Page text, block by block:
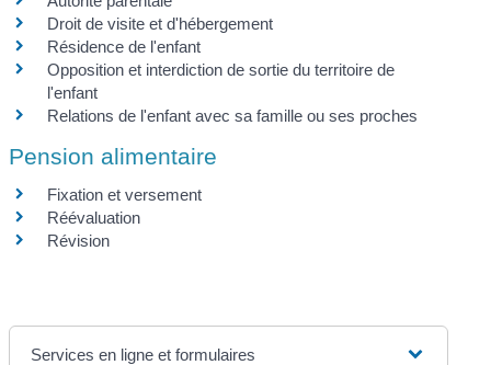
Droit de visite et d'hébergement
Résidence de l'enfant
Opposition et interdiction de sortie du territoire de
l'enfant
Relations de l'enfant avec sa famille ou ses proches
Pension alimentaire
Fixation et versement
Réévaluation
Révision
Services en ligne et formulaires